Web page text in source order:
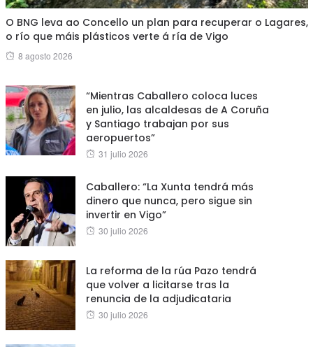
O BNG leva ao Concello un plan para recuperar o Lagares,
o río que máis plásticos verte á ría de Vigo
Posted
8 agosto 2026
“Mientras Caballero coloca luces
en julio, las alcaldesas de A Coruña
y Santiago trabajan por sus
aeropuertos”
Posted
31 julio 2026
Caballero: “La Xunta tendrá más
dinero que nunca, pero sigue sin
invertir en Vigo”
Posted
30 julio 2026
La reforma de la rúa Pazo tendrá
que volver a licitarse tras la
renuncia de la adjudicataria
Posted
30 julio 2026